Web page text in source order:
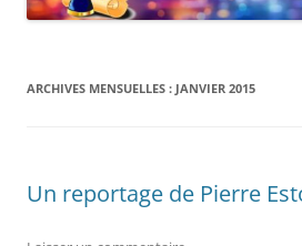
ARCHIVES MENSUELLES : JANVIER 2015
Un reportage de Pierre